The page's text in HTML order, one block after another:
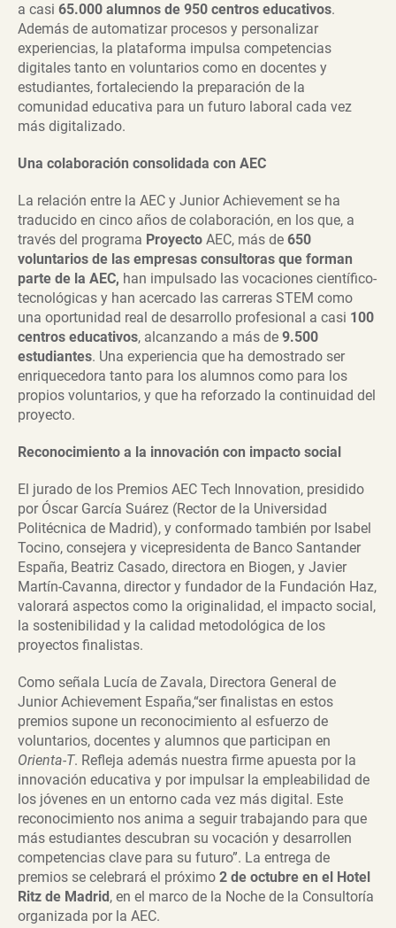
a casi 65.000 alumnos de 950 centros educativos.
Además de automatizar procesos y personalizar
experiencias, la plataforma impulsa competencias
digitales tanto en voluntarios como en docentes y
estudiantes, fortaleciendo la preparación de la
comunidad educativa para un futuro laboral cada vez
más digitalizado.
Una colaboración consolidada con AEC
La relación entre la AEC y Junior Achievement se ha
traducido en cinco años de colaboración, en los que, a
través del programa Proyecto AEC, más de 650
voluntarios de las empresas consultoras que forman
parte de la AEC, han impulsado las vocaciones científico-
tecnológicas y han acercado las carreras STEM como
una oportunidad real de desarrollo profesional a casi 100
centros educativos, alcanzando a más de 9.500
estudiantes. Una experiencia que ha demostrado ser
enriquecedora tanto para los alumnos como para los
propios voluntarios, y que ha reforzado la continuidad del
proyecto.
Reconocimiento a la innovación con impacto social
El jurado de los Premios AEC Tech Innovation, presidido
por Óscar García Suárez (Rector de la Universidad
Politécnica de Madrid), y conformado también por Isabel
Tocino, consejera y vicepresidenta de Banco Santander
España, Beatriz Casado, directora en Biogen, y Javier
Martín-Cavanna, director y fundador de la Fundación Haz,
valorará aspectos como la originalidad, el impacto social,
la sostenibilidad y la calidad metodológica de los
proyectos finalistas.
Como señala Lucía de Zavala, Directora General de
Junior Achievement España,“ser finalistas en estos
premios supone un reconocimiento al esfuerzo de
voluntarios, docentes y alumnos que participan en
Orienta-T. Refleja además nuestra firme apuesta por la
innovación educativa y por impulsar la empleabilidad de
los jóvenes en un entorno cada vez más digital. Este
reconocimiento nos anima a seguir trabajando para que
más estudiantes descubran su vocación y desarrollen
competencias clave para su futuro”. La entrega de
premios se celebrará el próximo 2 de octubre en el Hotel
Ritz de Madrid , en el marco de la Noche de la Consultoría
organizada por la AEC.